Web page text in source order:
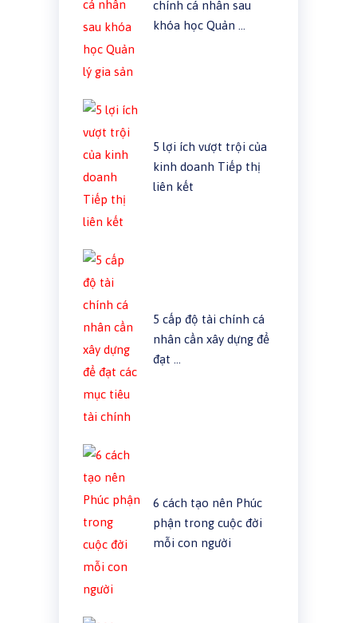
chính cá nhân sau
khóa học Quản …
5 lợi ích vượt trội của
kinh doanh Tiếp thị
liên kết
5 cấp độ tài chính cá
nhân cần xây dựng để
đạt …
6 cách tạo nên Phúc
phận trong cuộc đời
mỗi con người